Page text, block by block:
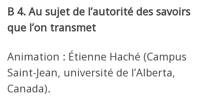
B 4. Au sujet de l’autorité des savoirs
que l’on transmet
Animation : Étienne Haché (Campus
Saint-Jean, université de l’Alberta,
Canada).